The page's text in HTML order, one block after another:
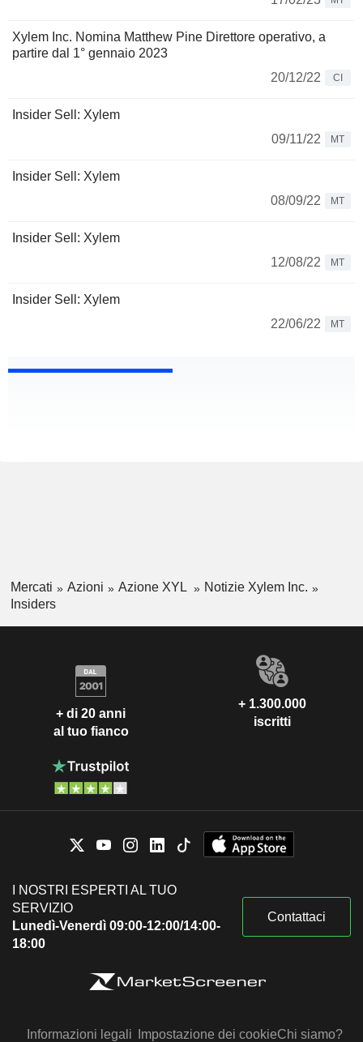
Xylem Inc. Nomina Matthew Pine Direttore operativo, a
partire dal 1° gennaio 2023
20/12/22
CI
Insider Sell: Xylem
09/11/22
MT
Insider Sell: Xylem
08/09/22
MT
Insider Sell: Xylem
12/08/22
MT
Insider Sell: Xylem
22/06/22
MT
Mercati Azioni Azione XYL
Notizie Xylem Inc.
Insiders
+ di 20 anni
al tuo fianco
+ 1.300.000
iscritti
I NOSTRI ESPERTI AL TUO
SERVIZIO
Lunedì-Venerdì 09:00-12:00/14:00-
18:00
Contattaci
Informazioni legali Impostazione dei cookieChi siamo?